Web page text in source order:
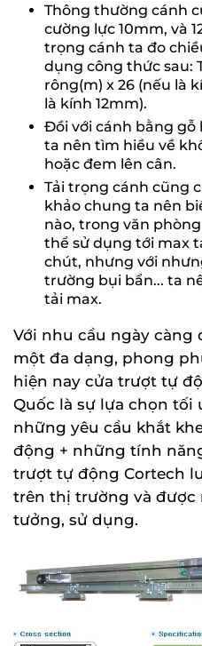
Thông thường cánh
cường lực 10mm, và
trọng cánh ta đo
dụng công thức sau:
rông(m) x 26 (nếu là
là kính 12mm).
Đồi với cánh bằng gỗ
ta nên tìm hiều về
hoặc đem lên cân.
Tải trọng cánh cũng
khảo chung ta nên
nào, trong văn
thể sử dụng tới max
chút, nhưng với
trường bụi bẩn... ta
tải max.
Với nhu cầu ngày càng
một đa dạng, phong
hiện nay cửa trượt tự
Quốc là sự lựa chọn
những yêu cầu khắt
động + những tính
trượt tự động Cortech
trên thị trường và được
tưởng, sử dụng.